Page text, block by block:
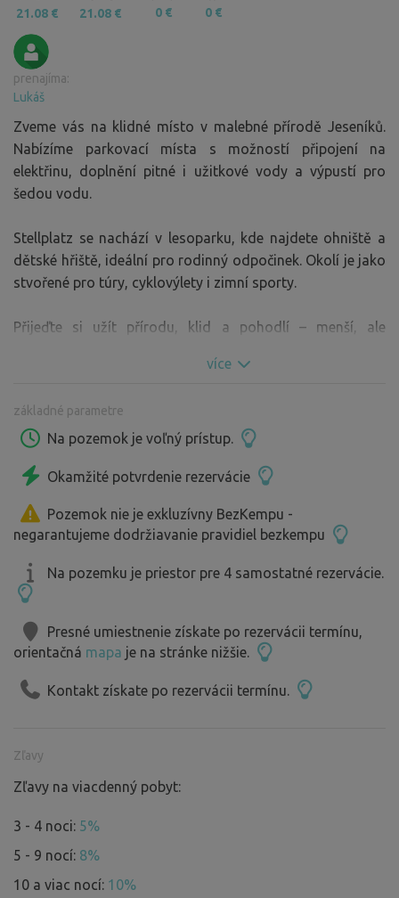
21.08 € 21.08 € 0 € 0 €
prenajíma:
Lukáš
Zveme vás na klidné místo v malebné přírodě Jeseníků.
Nabízíme parkovací místa s možností připojení na
elektřinu, doplnění pitné i užitkové vody a výpustí pro
šedou vodu.
Stellplatz se nachází v lesoparku, kde najdete ohniště a
dětské hřiště, ideální pro rodinný odpočinek. Okolí je jako
stvořené pro túry, cyklovýlety i zimní sporty.
Přijeďte si užít přírodu, klid a pohodlí – menší, ale
více
základné parametre
Na pozemok je voľný prístup.
Okamžité potvrdenie rezervácie
Pozemok nie je exkluzívny BezKempu -
negarantujeme dodržiavanie pravidiel bezkempu
Na pozemku je priestor pre 4 samostatné rezervácie.
Presné umiestnenie získate po rezervácii termínu,
orientačná mapa je na stránke nižšie.
Kontakt získate po rezervácii termínu.
Zľavy
Zľavy na viacdenný pobyt:
3 - 4 noci: 5%
5 - 9 nocí: 8%
10 a viac nocí: 10%